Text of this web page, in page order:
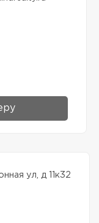
ул, д 11к32